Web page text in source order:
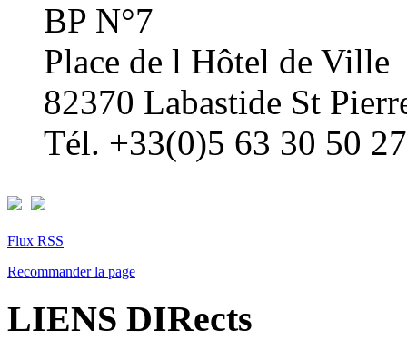
BP N°7
Place de l Hôtel de Ville
82370 Labastide St
Tél. +33(0)5 63 30 50 27
Flux RSS
Recommander la page
LIENS DIRects